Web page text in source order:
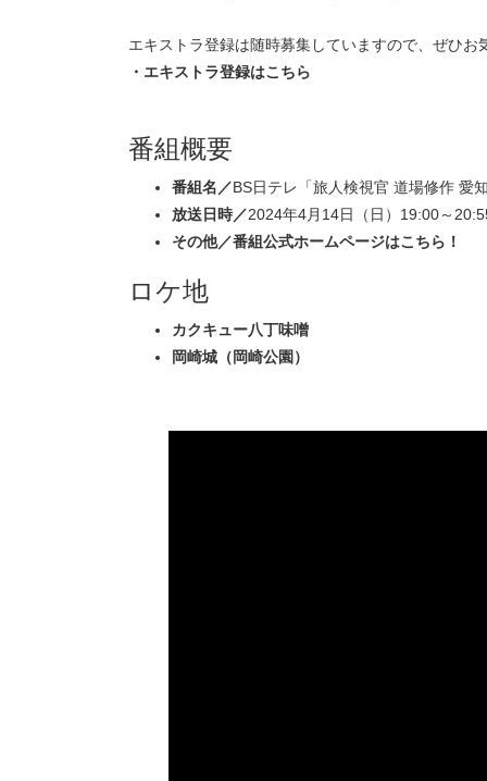
エキストラ登録は随時募集していますので、ぜひお
・エキストラ登録はこちら
番組概要
番組名／BS日テレ「旅人検視官 道場修作 愛
放送日時／2024年4月14日（日）19:00～
その他／番組公式ホームページはこちら！
ロケ地
カクキュー八丁味噌
岡崎城（岡崎公園）